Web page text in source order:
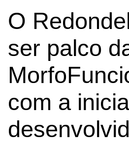
O
ser palco
com a